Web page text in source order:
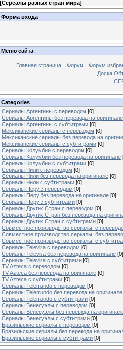
[Сереалы разных стран мира]
Форма входа
Меню сайта
Главная страница Форум Форум
Доска
Categories
Сериалы Аргентины с переводом [0]
Сериалы Аргентины без перевода на оригинале
Сериалы Аргентины с субтитрами [0]
Мексиканские сериалы с переводом [0]
Мексиканские сериалы без перевода на
Мексиканские сериалы с субтитрами [0]
Сериалы Колумбии с переводом [0]
Сериалы Колумбии без перевода на оригинале
Сериалы Колумбии с субтитрами [0]
Сериалы Чили с переводом [0]
Сериалы Чили без перевода на оригинале [0]
Сериалы Чили с субтитрами [0]
Сериалы Перу с переводом [0]
Сериалы Перу без перевода на оригинале [0]
Сериалы Перу с субтитрами [0]
Сериалы Других Стран с переводом [0]
Сериалы Других Стран без перевода на
Сериалы Других Стран с субтитрами [0]
Совместное производство сериалы! с
Совместное производство сериалы! без
Совместное производство сериалы! с
Сериалы Televisa с переводом [0]
Сериалы Televisa без перевода на оригинале [0]
Сериалы Televisa с субтитрами [0]
TV Azteca с переводом [0]
TV Azteca без перевода на оригинале [0]
TV Azteca с субтитрами [0]
Сериалы Telemundo с переводом [0]
Сериалы Telemundo без перевода на оригинале
Сериалы Telemundo с субтитрами [0]
Сериалы Венесуэлы с переводом [0]
Сериалы Венесуэлы без перевода на
Сериалы Венесуэлы с субтитрами [0]
Бразильские сериалы с переводом [0]
Бразильские сериалы без перевода на
Бразильские сериалы с субтитрами [0]